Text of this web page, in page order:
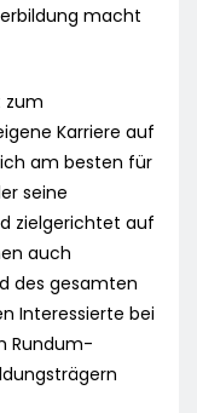
macht
zum
Karriere auf
am besten für
seine
zielgerichtet auf
auch
des gesamten
Interessierte bei
Rundum-